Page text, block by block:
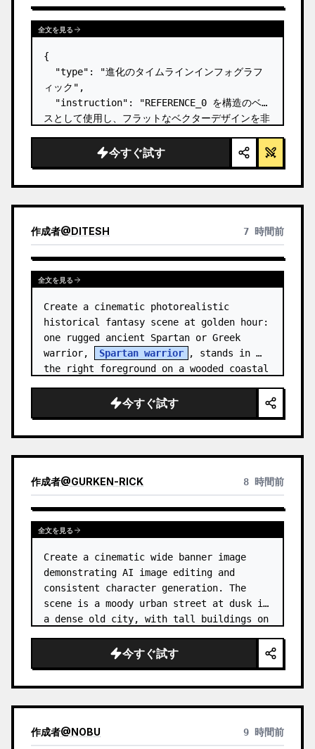
全文を見る
{
  "type": "進化のタイムラインインフォグラフ
ィック",
  "instruction": "REFERENCE_0 を構造のベー
スとして使用し、フラットなベクターデザインを非
てください。滑らかなスロープを個別の石の階段に
置き換え、すべての生物をフォトリアルな 3D モ
    "background": "{argument
name=\"background style\" default…
今すぐ試す
作成者@DITESH 7 時間前
全文を見る
Create a cinematic photorealistic
historical fantasy scene at golden hour:
one rugged ancient Spartan or Greek
warrior,
Spartan warrior
, stands in
the right foreground on a wooded coastal
今すぐ試す
作成者@GURKEN-RICK 8 時間前
全文を見る
Create a cinematic wide banner image
demonstrating AI image editing and
consistent character generation. The
scene is a moody urban street at dusk in
a dense old city, with tall buildings on
moving cars, soft streetlights,…
今すぐ試す
作成者@NOBU 9 時間前